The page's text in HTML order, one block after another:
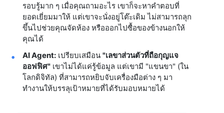
รอบรู้มาก ๆ เมื่อคุณถามอะไร เขาก็จะหาคำตอบที่
ยอดเยี่ยมมาให้ แต่เขาจะนั่งอยู่โต๊ะเดิม ไม่สามารถลุก
ขึ้นไปช่วยคุณจัดห้อง หรือออกไปซื้อของข้างนอกให้
คุณได้
AI Agent:เปรียบเสมือน "เลขาส่วนตัวที่ถือกุญแจ
ออฟฟิศ"เขาไม่ได้แค่รู้ข้อมูล แต่เขามี "แขนขา" (ใน
โลกดิจิทัล) ที่สามารถหยิบจับเครื่องมือต่าง ๆ มา
ทำงานให้บรรลุเป้าหมายที่ได้รับมอบหมายได้